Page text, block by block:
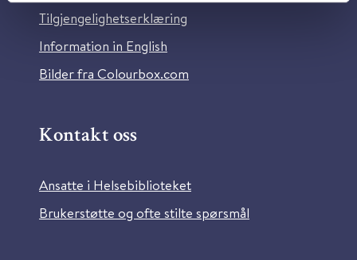
Tilgjengelighetserklæring
Information in English
Bilder fra Colourbox.com
Kontakt oss
Ansatte i Helsebiblioteket
Brukerstøtte og ofte stilte spørsmål